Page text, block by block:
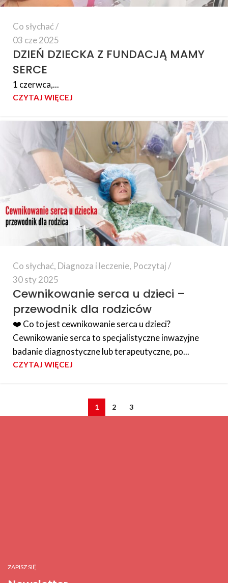
Co słychać
03 cze 2025
DZIEŃ DZIECKA Z FUNDACJĄ MAMY
SERCE
1 czerwca,...
CZYTAJ WIĘCEJ
Co słychać, Diagnoza i leczenie, Poczytaj
30 sty 2025
Cewnikowanie serca u dzieci –
przewodnik dla rodziców
❤️ Co to jest cewnikowanie serca u dzieci?
Cewnikowanie serca to specjalistyczne inwazyjne
badanie diagnostyczne lub terapeutyczne, po...
CZYTAJ WIĘCEJ
1 2 3
ZAPISZ SIĘ